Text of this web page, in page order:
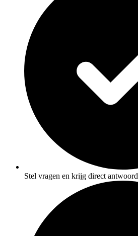
Stel vragen en krijg direct antwoord